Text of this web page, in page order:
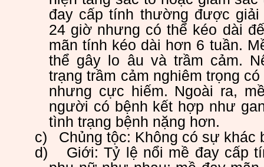
đay cấp tính thường được giải
24 giờ nhưng có thể kéo dài
mãn tính kéo dài hơn 6 tuần.
thể gây lo âu và trầm cảm.
trạng trầm cảm nghiêm trọng
nhưng cực hiếm. Ngoài ra,
người có bệnh kết hợp như
tình trạng bệnh nặng hơn.
c)
Chủng tộc: Không có sự khác
d)
Giới:Tỷ lệ nổi mề đay cấp